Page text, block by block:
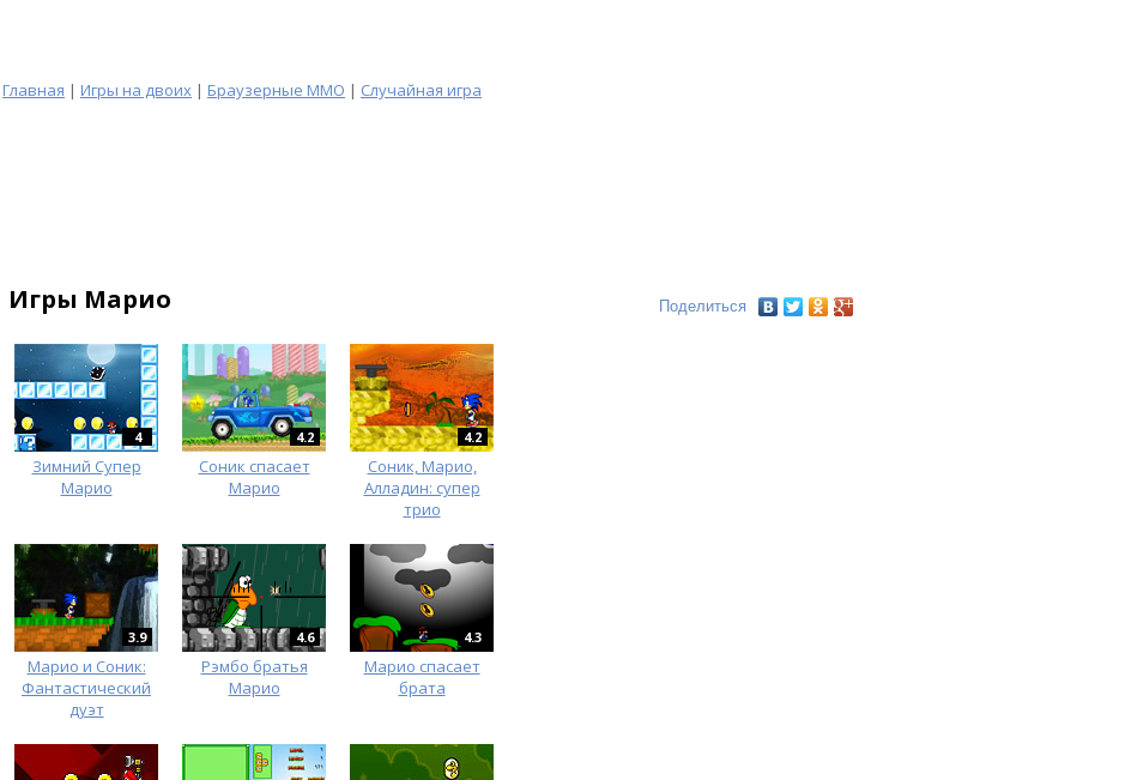
Главная | Игры на двоих | Браузерные MMO | Случайная игра
Игры Марио Поделиться
4
Зимний Супер
Марио
4.2
Соник спасает
Марио
4.2
Соник, Марио,
Алладин: супер
трио
3.9
Марио и Соник:
Фантастический
дуэт
4.6
Рэмбо братья
Марио
4.3
Марио спасает
брата